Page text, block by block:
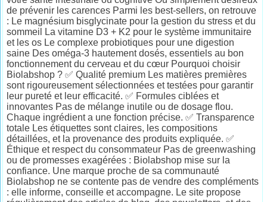
de prévenir les carences Parmi les best-sellers, on retrouve
: Le magnésium bisglycinate pour la gestion du stress et du
sommeil La vitamine D3 + K2 pour le système immunitaire
et les os Le complexe probiotiques pour une digestion
saine Des oméga-3 hautement dosés, essentiels au bon
fonctionnement du cerveau et du cœur Pourquoi choisir
Biolabshop ? ✅ Qualité premium Les matières premières
sont rigoureusement sélectionnées et testées pour garantir
leur pureté et leur efficacité. ✅ Formules ciblées et
innovantes Pas de mélange inutile ou de dosage flou.
Chaque ingrédient a une fonction précise. ✅ Transparence
totale Les étiquettes sont claires, les compositions
détaillées, et la provenance des produits expliquée. ✅
Éthique et respect du consommateur Pas de greenwashing
ou de promesses exagérées : Biolabshop mise sur la
confiance. Une marque proche de sa communauté
Biolabshop ne se contente pas de vendre des compléments
: elle informe, conseille et accompagne. Le site propose